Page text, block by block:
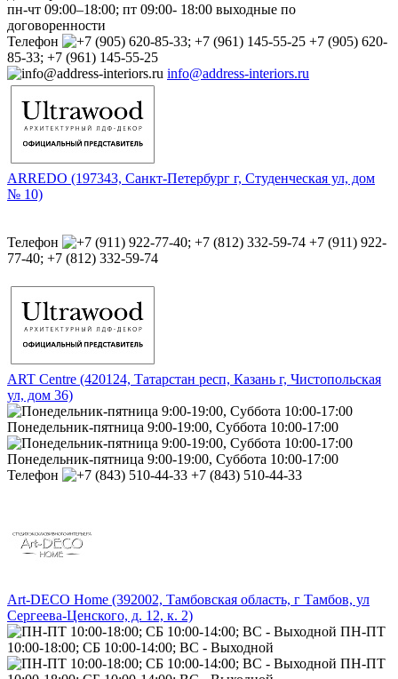
пн-чт 09:00–18:00; пт 09:00- 18:00 выходные по
договоренности
Телефон
+7 (905) 620-
85-33; +7 (961) 145-55-25
info@address-interiors.ru
ARREDO (197343, Санкт-Петербург г, Студенческая ул, дом
№ 10)
Телефон
+7 (911) 922-
77-40; +7 (812) 332-59-74
ART Centre (420124, Татарстан респ, Казань г, Чистопольская
ул, дом 36)
Понедельник-пятница 9:00-19:00, Суббота 10:00-17:00
Понедельник-пятница 9:00-19:00, Суббота 10:00-17:00
Телефон
+7 (843) 510-44-33
Art-DECO Home (392002, Тамбовская область, г Тамбов, ул
Сергеева-Ценского, д. 12, к. 2)
ПН-ПТ
10:00-18:00; СБ 10:00-14:00; ВС - Выходной
ПН-ПТ